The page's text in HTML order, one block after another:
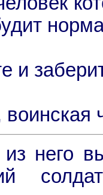
и
воинская
него